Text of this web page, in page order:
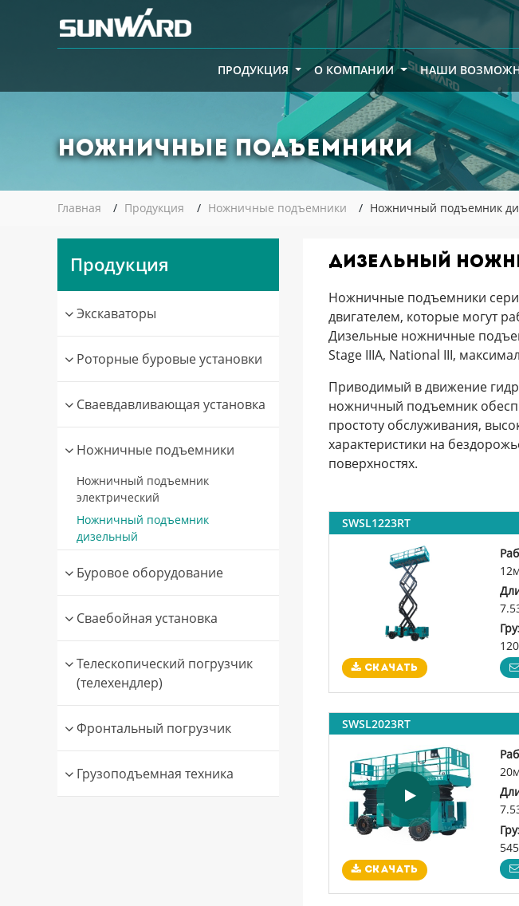
ПРОДУКЦИЯ О КОМПАНИИ НАШИ
Ножничные подъемники
Главная Продукция Ножничные подъемники Ножничный подъемник
Дизельный
Ножничные подъемники
двигателем, которые могут
Дизельные ножничные
Stage IIIA, National III,
Приводимый в движение
ножничный подъемник
простоту обслуживания,
характеристики на
поверхностях.
SWSL1223RT
Скачать
12м
SWSL2023RT
Скачать
20м
Продукция
Экскаваторы
Роторные буровые установки
Сваевдавливающая установка
Ножничные подъемники
Ножничный подъемник
электрический
Ножничный подъемник
дизельный
Буровое оборудование
Сваебойная установка
Телескопический погрузчик
(телехендлер)
Фронтальный погрузчик
Грузоподъемная техника